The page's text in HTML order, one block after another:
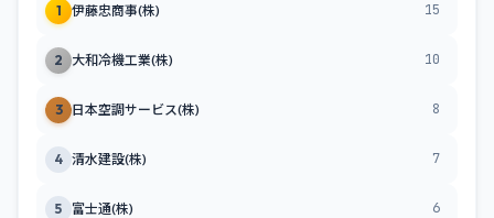
1 伊藤忠商事(株) 15
2 大和冷機工業(株) 10
3 日本空調サービス(株) 8
4 清水建設(株) 7
5 富士通(株) 6